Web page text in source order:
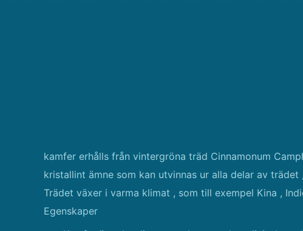
kamfer erhålls från vintergröna träd Cinnamonum
kristallint ämne som kan utvinnas ur alla delar av
Trädet växer i varma klimat , som till exempel Kina ,
Egenskaper